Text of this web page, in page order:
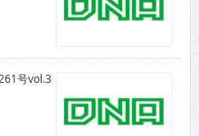
号vol.3